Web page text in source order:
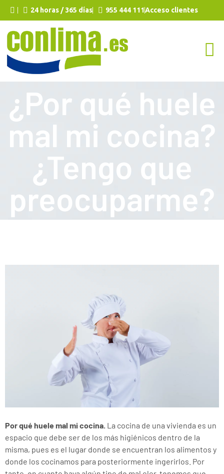
24 horas / 365 días 955 444 111Acceso clientes
¿Por qué huele
mal mi cocina?
¿Tengo que
preocuparme?
Por qué huele mal mi cocina. La cocina de una vivienda es un
espacio que debe ser de los más higiénicos dentro de la
misma, pues es el lugar donde se encuentran los alimentos y
donde los cocinamos para posteriormente ingerirlos. Por